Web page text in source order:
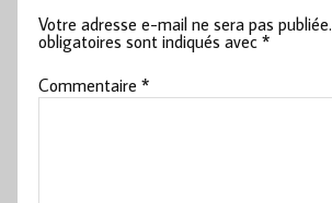
Votre adresse e-mail ne sera pas publiée.
obligatoires sont indiqués avec*
Commentaire*